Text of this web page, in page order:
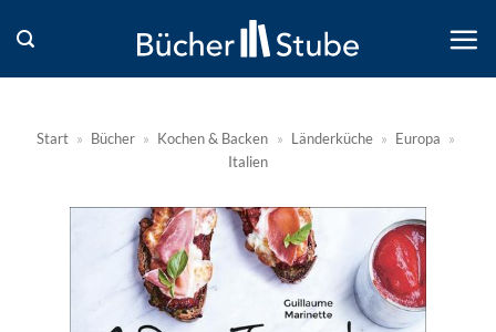
Inhalt
springen
Start » Bücher » Kochen & Backen » Länderküche » Europa »
Italien